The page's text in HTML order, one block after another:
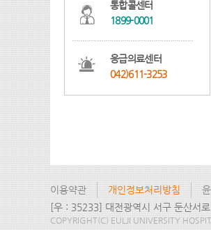
통합콜센터
1899-0001
응급의료센터
042)611-3253
이용약관 개인정보처리방침
[우 : 35233] 대전광역시 서구 둔산서
COPYRIGHT(C) EULJI UNIVERSITY